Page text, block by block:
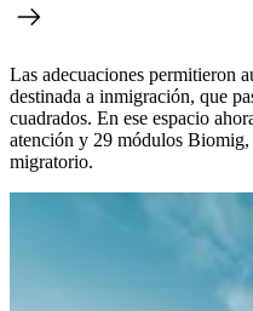
Las adecuaciones permitieron
destinada a inmigración, que
cuadrados. En ese espacio
atención y 29 módulos
migratorio.